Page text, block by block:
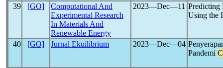
39 [GO]
Computational And
Experimental Research
In Materials And
Renewable Energy
2023―Dec―11 Predicting
Using the
40 [GO] Jurnal Ekuilibrium 2023―Dec―04
Pandemi